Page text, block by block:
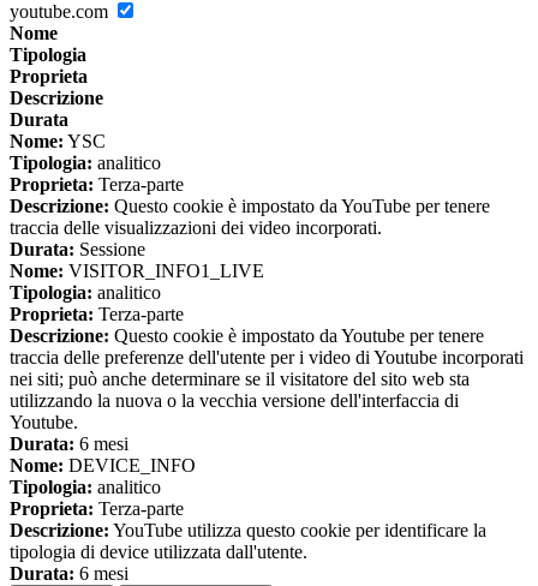
youtube.com
Nome
Tipologia
Proprieta
Descrizione
Durata
Nome: YSC
Tipologia: analitico
Proprieta: Terza-parte
Descrizione: Questo cookie è impostato da YouTube per tenere
traccia delle visualizzazioni dei video incorporati.
Durata: Sessione
Nome: VISITOR_INFO1_LIVE
Tipologia: analitico
Proprieta: Terza-parte
Descrizione: Questo cookie è impostato da Youtube per tenere
traccia delle preferenze dell'utente per i video di Youtube incorporati
nei siti; può anche determinare se il visitatore del sito web sta
utilizzando la nuova o la vecchia versione dell'interfaccia di
Youtube.
Durata: 6 mesi
Nome: DEVICE_INFO
Tipologia: analitico
Proprieta: Terza-parte
Descrizione: YouTube utilizza questo cookie per identificare la
tipologia di device utilizzata dall'utente.
Durata: 6 mesi